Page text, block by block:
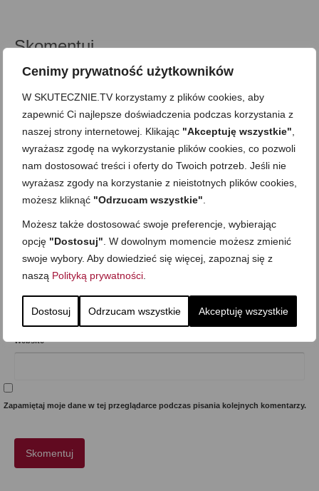
Cenimy prywatność użytkowników
W SKUTECZNIE.TV korzystamy z plików cookies, aby
zapewnić Ci najlepsze doświadczenia podczas korzystania z
naszej strony internetowej. Klikając "Akceptuję wszystkie"
wyrażasz zgodę na wykorzystanie plików cookies, co pozwoli
nam dostosować treści i oferty do Twoich potrzeb. Jeśli nie
wyrażasz zgody na korzystanie z nieistotnych plików cookies,
możesz kliknąć "Odrzucam wszystkie"
Możesz także dostosować swoje preferencje, wybierając
opcję "Dostosuj" . W dowolnym momencie możesz zmienić
swoje wybory. Aby dowiedzieć się więcej, zapoznaj się z
naszą Polityką prywatności
Dostosuj Odrzucam wszystkie Akceptuję wszystkie
Skomentuj
Komentarz
Imię*
Website
Zapamiętaj moje dane w tej przeglądarce podczas pisania kolejnych komentarzy.